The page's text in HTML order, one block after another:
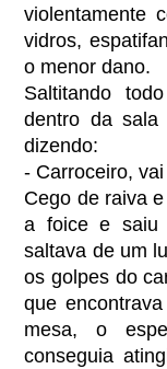
violentamente
vidros,
o menor dano.
Saltitando
dentro da
dizendo:
- Carroceiro,
Cego de raiva
a foice e saiu
saltava de um
os golpes do
que
mesa, o
conseguia